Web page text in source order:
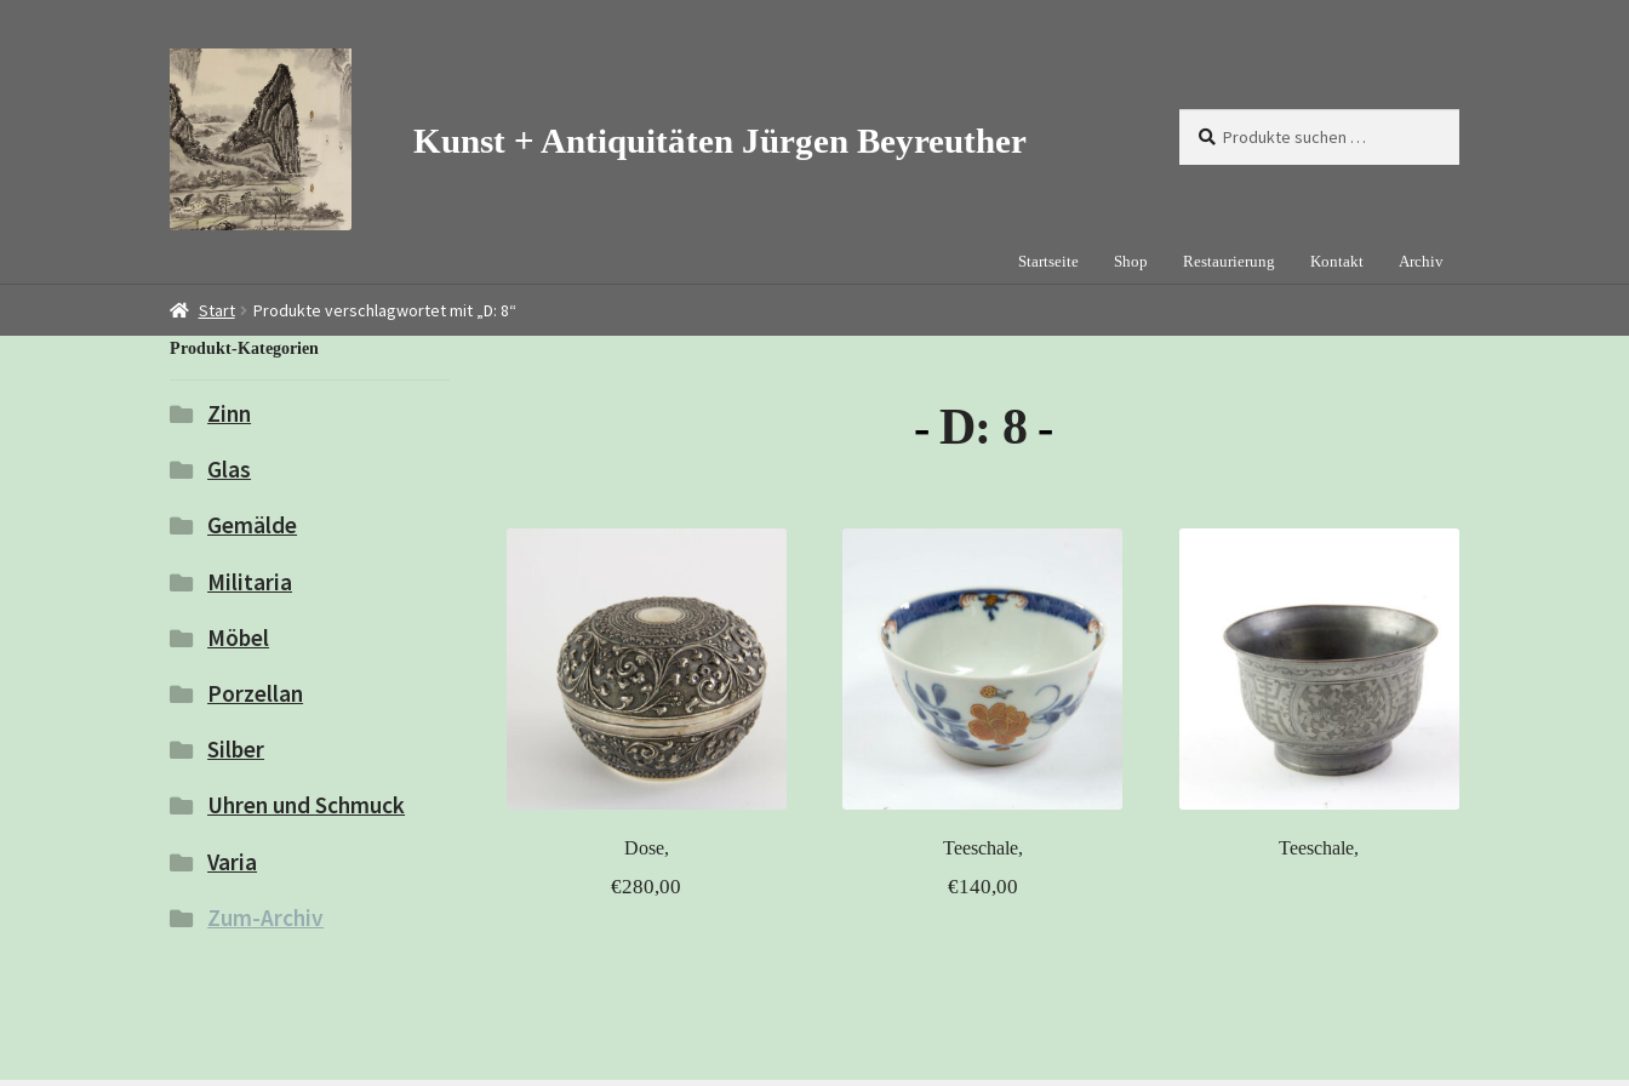
Navigation
springen
Inhalt
springen
nach:
Startseite Shop Restaurierung Kontakt Archiv
Start Produkte verschlagwortet mit „D: 8“
D: 8
Dose,
€280,00
Teeschale,
€140,00
Teeschale,
Produkt-Kategorien
Zinn
Glas
Gemälde
Militaria
Möbel
Porzellan
Silber
Uhren und Schmuck
Varia
Zum-Archiv